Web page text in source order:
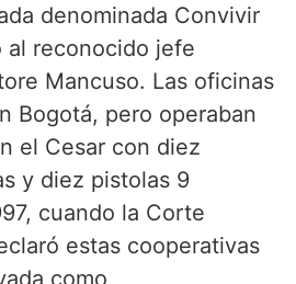
denominada Convivir
al reconocido jefe
Mancuso. Las oficinas
Bogotá, pero operaban
el Cesar con diez
y diez pistolas 9
cuando la Corte
estas cooperativas
como